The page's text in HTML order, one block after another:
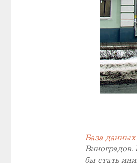
База данных
Виноградов.
бы стать